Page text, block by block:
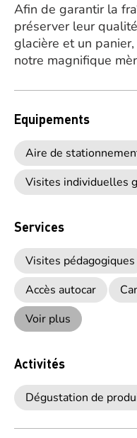
Afin de garantir la
préserver leur
glacière et un
notre magnifique
Equipements
Aire de
Visites individuelles
Services
Visites pédagogiques
Accès autocar
Voir plus
Activités
Dégustation de